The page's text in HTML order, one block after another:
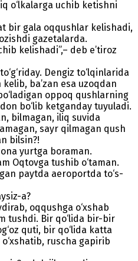
o‘lkalarga uchib ketishni
bir gala oqqushlar kelishadi,
gazetalarda.
kelishadi”,– deb e’tiroz
Dengiz to‘lqinlarida
kelib, ba’zan esa uzoqdan
oppoq qushlarning
bo‘lib ketganday tuyuladi.
bilmagan, iliq suvida
sayr qilmagan qush
bilsin?!
ona yurtga boraman.
Oqtovga tushib o‘taman.
paytda aeroportda to‘s-
a?
oqqushga o‘xshab
tushdi. Bir qo‘lida bir-bir
quti, bir qo‘lida katta
ruscha gapirib